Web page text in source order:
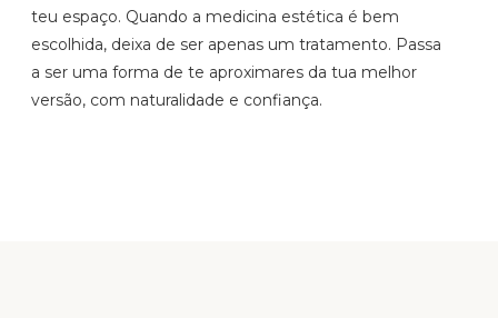
teu espaço. Quando a medicina estética é bem
escolhida, deixa de ser apenas um tratamento. Passa
a ser uma forma de te aproximares da tua melhor
versão, com naturalidade e confiança.